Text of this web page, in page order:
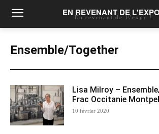
EN REVENANT DE
En revenant de l\'expo !
Ensemble/Together
Lisa Milroy –
Frac Occitanie
10 février 2020